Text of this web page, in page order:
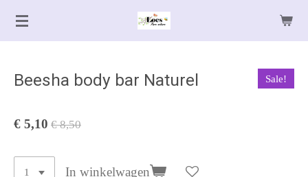
Ga
hoofdinhoud
Beesha body bar Naturel Sale!
€ 5,10 € 8,50
In winkelwagen